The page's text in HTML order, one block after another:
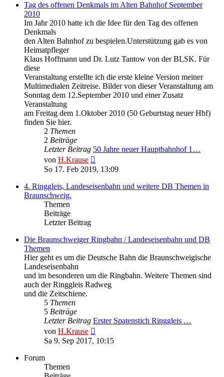
Tag des offenen Denkmals im Alten Bahnhof September
2010
Im Jahr 2010 hatte ich die Idee für den Tag des offenen
Denkmals
den Alten Bahnhof zu bespielen.Unterstützung gab es von
Heimatpfleger
Klaus Hoffmann und Dr. Lutz Tantow von der BLSK. Für
diese
Veranstaltung erstellte ich die erste kleine Version meiner
Multimedialen Zeitreise. Bilder von dieser Veranstaltung am
Sonntag dem 12.September 2010 und einer Zusatz
Veranstaltung
am Freitag dem 1.Oktober 2010 (50 Geburtstag neuer Hbf)
finden Sie hier.
2 Themen
2 Beiträge
Letzter Beitrag 50 Jahre neuer Hauptbahnhof 1…
von H.Krause
Beitrag
So 17. Feb 2019, 13:09
4. Ringgleis, Landeseisenbahn und weitere DB Themen in
Braunschweig.
Themen
Beiträge
Letzter Beitrag
Die Braunschweiger Ringbahn / Landeseisenbahn und DB
Themen
Hier geht es um die Deutsche Bahn die Braunschweigische
Landeseisenbahn
und im besonderen um die Ringbahn. Weitere Themen sind
auch der Ringgleis Radweg
und die Zeitschiene.
5 Themen
5 Beiträge
Letzter Beitrag Erster Spatenstich Ringgleis …
von H.Krause
Beitrag
Sa 9. Sep 2017, 10:15
Forum
Themen